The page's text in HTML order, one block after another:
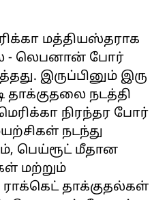
மத்தியஸ்தராக
- லெபனான் போர்
இருப்பினும் இரு
தாக்குதலை நடத்தி
நிரந்தர போர்
நடந்து
பெய்ரூட் மீதான
மற்றும்
தாக்குதல்கள்